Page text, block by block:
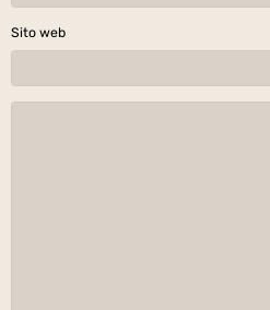
Sito web